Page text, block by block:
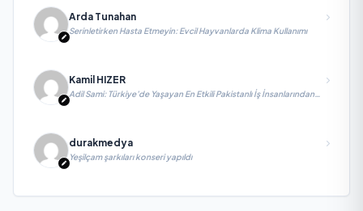
Arda Tunahan
Serinletirken Hasta Etmeyin: Evcil Hayvanlarda Klima Kullanımı
Kamil HIZER
Adil Sami: Türkiye’de Yaşayan En Etkili Pakistanlı İş İnsanlarından
Biri, Yatırım ve Ekonomik Diplomasiyi Güçlendiriyor
durakmedya
Yeşilçam şarkıları konseri yapıldı